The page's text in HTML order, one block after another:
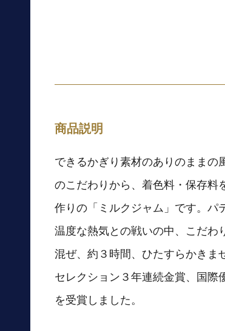
商品説明
できるかぎり素材のありのままの
のこだわりから、着色料・保存料
作りの「ミルクジャム」です。パ
温度な熱気との戦いの中、こだわ
混ぜ、約３時間、ひたすらかきま
セレクション３年連続金賞、国際
を受賞しました。